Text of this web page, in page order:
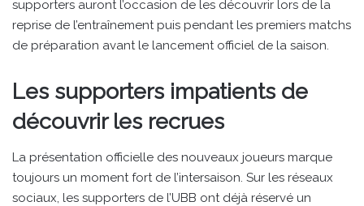
supporters auront l’occasion de les découvrir lors de la
reprise de l’entraînement puis pendant les premiers matchs
de préparation avant le lancement officiel de la saison.
Les supporters impatients de
découvrir les recrues
La présentation officielle des nouveaux joueurs marque
toujours un moment fort de l’intersaison. Sur les réseaux
sociaux, les supporters de l’UBB ont déjà réservé un